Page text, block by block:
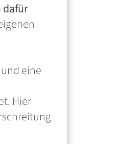
dafür
eine
Hier